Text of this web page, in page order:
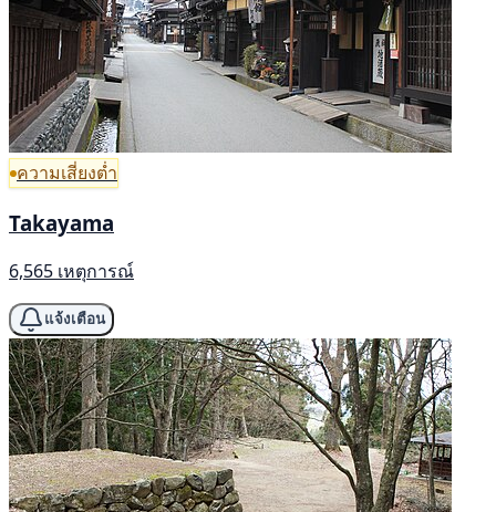
ความเสี่ยงต่ำ
Takayama
6,565 เหตุการณ์
แจ้งเตือน